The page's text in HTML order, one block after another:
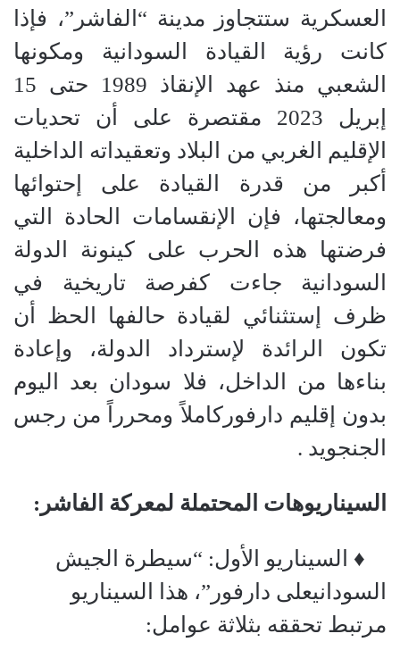
العسكرية ستتجاوز مدينة “الفاشر”، فإذا
كانت رؤية القيادة السودانية ومكونها
الشعبي منذ عهد الإنقاذ 1989 حتى 15
إبريل 2023 مقتصرة على أن تحديات
الإقليم الغربي من البلاد وتعقيداته الداخلية
أكبر من قدرة القيادة على إحتوائها
ومعالجتها، فإن الإنقسامات الحادة التي
فرضتها هذه الحرب على كينونة الدولة
السودانية جاءت كفرصة تاريخية في
ظرف إستثنائي لقيادة حالفها الحظ أن
تكون الرائدة لإسترداد الدولة، وإعادة
بناءها من الداخل، فلا سودان بعد اليوم
بدون إقليم ‫دارفوركاملاً ومحرراً من رجس
‫الجنجويد .
السيناريوهات المحتملة لمعركة الفاشر :
‏ ♦ السيناريو الأول: “سيطرة ‫الجيش
السودانيعلى دارفور”، هذا السيناريو
مرتبط تحققه بثلاثة عوامل: